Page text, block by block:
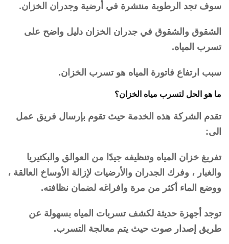
سوف تجد الرطوبة منتشرة في أرضية وجدران الخزان.
الشقوق والشقوق في جدران الخزان دليل واضح على
تسرب المياه.
سبب ارتفاع فاتورة المياه هو تسرب الخزان.
ما هو الحل لتسرب مياه الخزان؟
تقدم الشركة هذه الخدمة حيث تقوم بإرسال فريق عمل
الى:
تفريغ خزان المياه وتنظيفه جيدًا من العوالق والبكتيريا
والغبار ، وفرك الجدران والأرضيات لإزالة الأوساخ العالقة ،
ووضع الماء أكثر من مرة وافراغه لضمان نظافته.
توجد أجهزة حديثة لكشف تسربات المياه بسهولة عن
طريق إصدار صوت حيث يتم معالجة التسرب.